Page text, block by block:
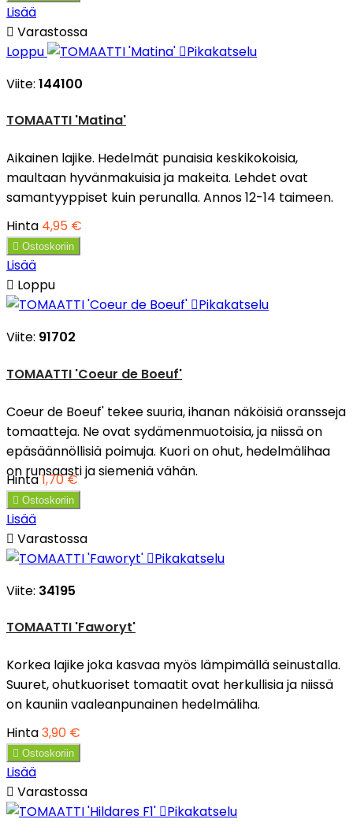
Lisää
 Varastossa
Loppu
Pikakatselu
Viite: 144100
TOMAATTI 'Matina'
Aikainen lajike. Hedelmät punaisia keskikokoisia,
maultaan hyvänmakuisia ja makeita. Lehdet ovat
samantyyppiset kuin perunalla. Annos 12-14 taimeen.
Hinta 4,95 €
 Ostoskoriin
Lisää
 Loppu
Pikakatselu
Viite: 91702
TOMAATTI 'Coeur de Boeuf'
Coeur de Boeuf' tekee suuria, ihanan näköisiä oransseja
tomaatteja. Ne ovat sydämenmuotoisia, ja niissä on
epäsäännöllisiä poimuja. Kuori on ohut, hedelmälihaa
on runsaasti ja siemeniä vähän.
Hinta1,70 €
 Ostoskoriin
Lisää
 Varastossa
Pikakatselu
Viite: 34195
TOMAATTI 'Faworyt'
Korkea lajike joka kasvaa myös lämpimällä seinustalla.
Suuret, ohutkuoriset tomaatit ovat herkullisia ja niissä
on kauniin vaaleanpunainen hedelmäliha.
Hinta3,90 €
 Ostoskoriin
Lisää
 Varastossa
Pikakatselu